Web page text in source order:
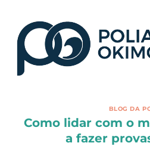
BLOG DA
Como lidar com o
a fazer